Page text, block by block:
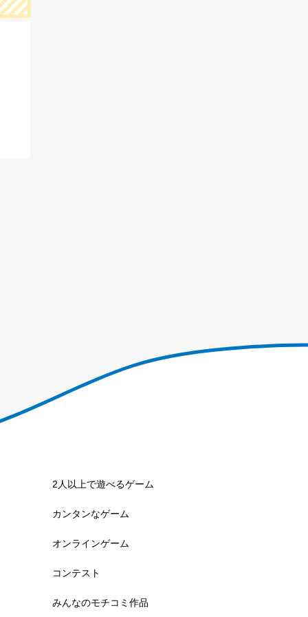
2人以上で遊べるゲーム
カンタンなゲーム
オンラインゲーム
コンテスト
みんなのモチコミ作品